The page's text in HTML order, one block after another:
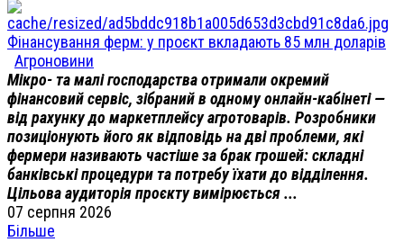
Фінансування ферм: у проєкт вкладають 85 млн доларів
Агроновини
Мікро- та малі господарства отримали окремий
фінансовий сервіс, зібраний в одному онлайн-кабінеті —
від рахунку до маркетплейсу агротоварів. Розробники
позиціонують його як відповідь на дві проблеми, які
фермери називають частіше за брак грошей: складні
банківські процедури та потребу їхати до відділення.
Цільова аудиторія проєкту вимірюється ...
07 серпня 2026
Більше